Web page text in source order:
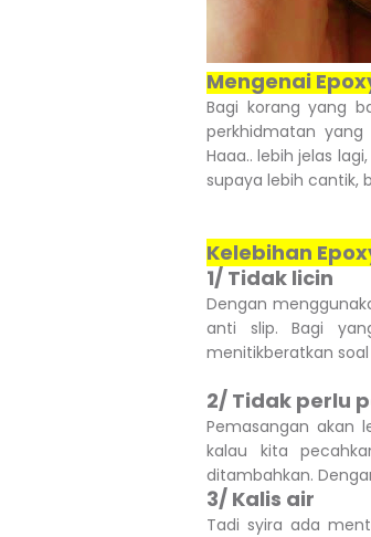
Mengenai
Bagi korang yang
perkhidmatan
Haaa.. lebih jelas
supaya lebih cantik,
Kelebihan
1/ Tidak licin
Dengan
anti slip. Bagi
menitikberatkan soal
2/ Tidak perlu
Pemasangan akan
kalau kita
ditambahkan.
3/ Kalis air
Tadi syira ada